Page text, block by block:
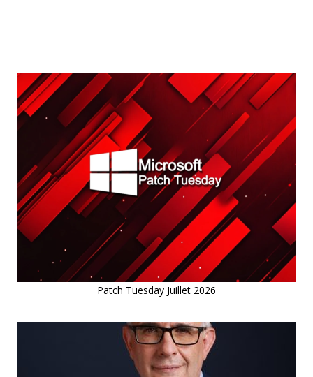
Patch Tuesday Juillet 2026